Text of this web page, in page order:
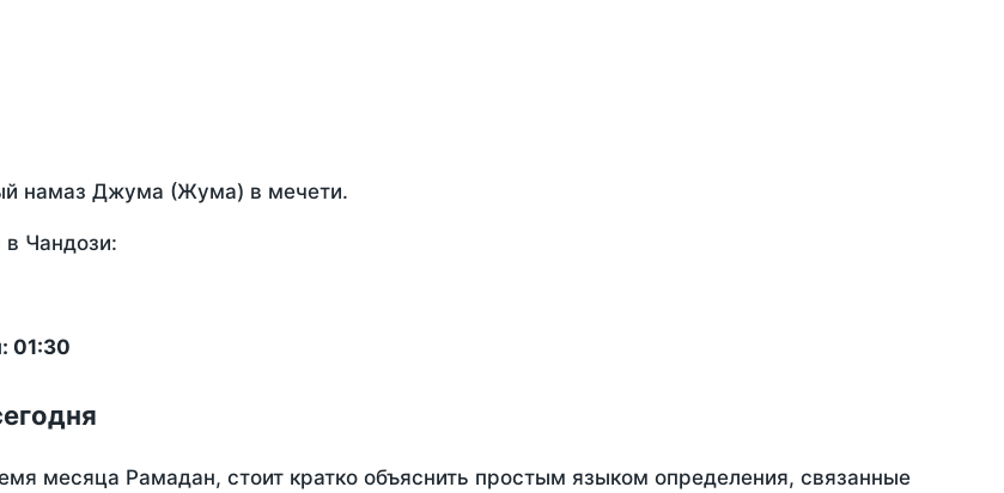
намаз Джума (Жума) в мечети.
в Чандози:
01:30
месяца Рамадан, стоит кратко объяснить простым языком определения, связанные